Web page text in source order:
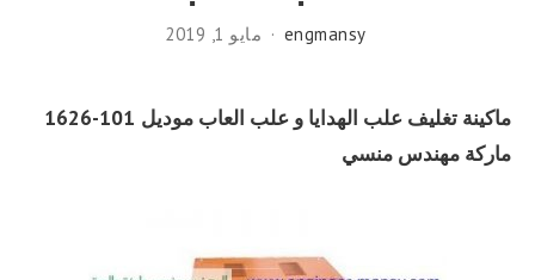
engmansy مايو 1, 2019
ماكينة تغليف علب الهدايا و علب العاب موديل 101-1626
ماركة مهندس منسي